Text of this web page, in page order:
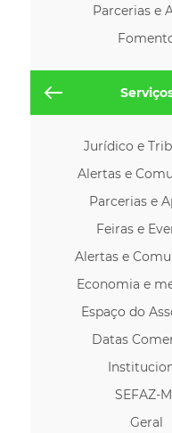
Parcerias e
Jurídico e
Alertas e
Parcerias e
Feiras e
Alertas e
Economia e
Espaço do
Datas
SEFAZ-
Geral